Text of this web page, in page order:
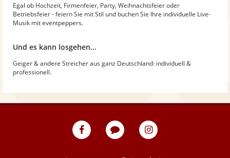
Egal ob Hochzeit, Firmenfeier, Party, Weihnachtsfeier oder
Betriebsfeier - feiern Sie mit Stil und buchen Sie Ihre individuelle Live-
Musik mit eventpeppers.
Und es kann losgehen...
Geiger & andere Streicher aus ganz Deutschland: individuell &
professionell.
eventpeppers
Blog
eventpeppers